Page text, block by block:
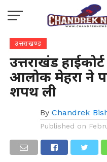
उत्तराखण्ड
उत्तराखंड
आलोक मेहरा ने
शपथ ली
By Chandrek
Published on